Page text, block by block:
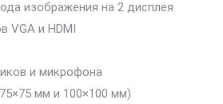
изображения на 2 дисплея
VGA и HDMI
и микрофона
мм и 100×100 мм)